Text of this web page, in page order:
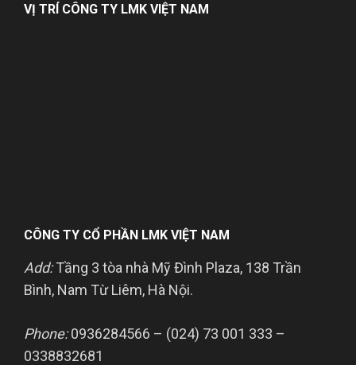
VỊ TRÍ CÔNG TY LMK VIỆT NAM
CÔNG TY CỔ PHẦN LMK VIỆT NAM
Add:Tầng 3 tòa nhà Mỹ Đình Plaza, 138 Trần
Bình, Nam Từ Liêm, Hà Nội.
Phone:0936284566 – (024) 73 001 333 –
0338832681